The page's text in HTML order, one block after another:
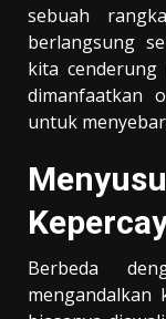
sebuah
berlangsung
kita
dimanfaatkan
untuk
Berbeda
mengandalkan